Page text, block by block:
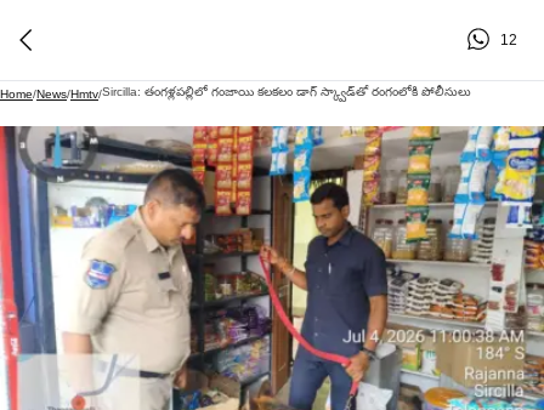
12
Home/News/Hmtv/Sircilla: తంగళ్లపల్లిలో గంజాయి కలకలం డాగ్ స్క్వాడ్‌తో రంగంలోకి పోలీసులు